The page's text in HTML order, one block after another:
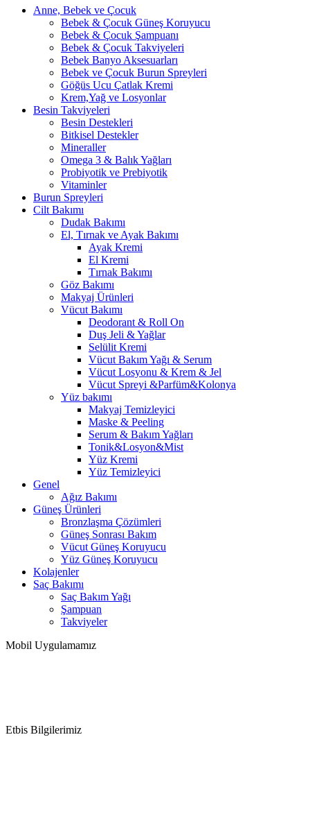
Anne, Bebek ve Çocuk
Bebek & Çocuk Güneş Koruyucu
Bebek & Çocuk Şampuanı
Bebek & Çocuk Takviyeleri
Bebek Banyo Aksesuarları
Bebek ve Çocuk Burun Spreyleri
Göğüs Ucu Çatlak Kremi
Krem,Yağ ve Losyonlar
Besin Takviyeleri
Besin Destekleri
Bitkisel Destekler
Mineraller
Omega 3 & Balık Yağları
Probiyotik ve Prebiyotik
Vitaminler
Burun Spreyleri
Cilt Bakımı
Dudak Bakımı
El, Tırnak ve Ayak Bakımı
Ayak Kremi
El Kremi
Tırnak Bakımı
Göz Bakımı
Makyaj Ürünleri
Vücut Bakımı
Deodorant & Roll On
Duş Jeli & Yağlar
Selülit Kremi
Vücut Bakım Yağı & Serum
Vücut Losyonu & Krem & Jel
Vücut Spreyi &Parfüm&Kolonya
Yüz bakımı
Makyaj Temizleyici
Maske & Peeling
Serum & Bakım Yağları
Tonik&Losyon&Mist
Yüz Kremi
Yüz Temizleyici
Genel
Ağız Bakımı
Güneş Ürünleri
Bronzlaşma Çözümleri
Güneş Sonrası Bakım
Vücut Güneş Koruyucu
Yüz Güneş Koruyucu
Kolajenler
Saç Bakımı
Saç Bakım Yağı
Şampuan
Takviyeler
Mobil Uygulamamız
Etbis Bilgilerimiz